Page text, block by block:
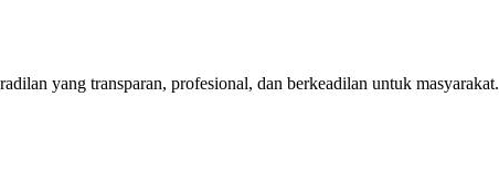
yang transparan, profesional, dan berkeadilan untuk masyarakat.